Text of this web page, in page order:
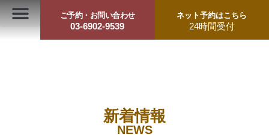
ご予約・お問い合わせ
03-6902-9539
ネット予約はこちら
24時間受付
新着情報
NEWS